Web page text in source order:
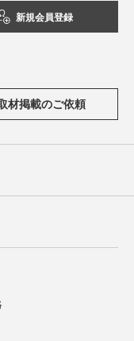
新規会員登録
材掲載のご依頼